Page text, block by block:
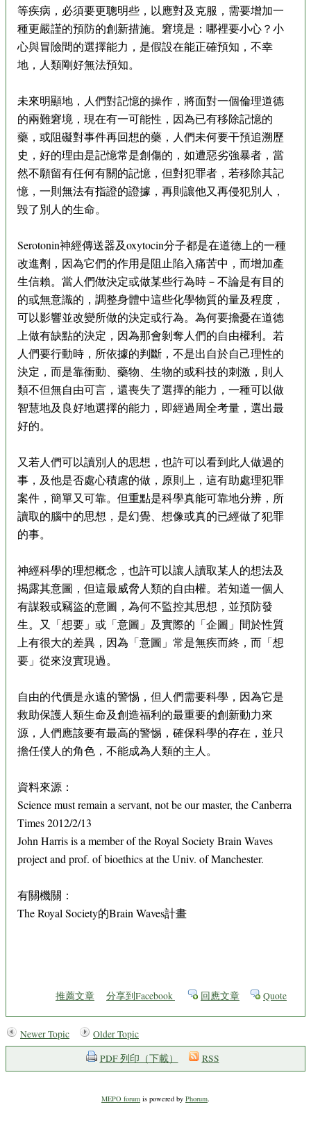
等疾病，必須要更聰明些，以應對及克服，需要增加一
種更嚴謹的預防的創新措施。窘境是：哪裡要小心？小
心與冒險間的選擇能力，是假設在能正確預知，不幸
地，人類剛好無法預知。
未來明顯地，人們對記憶的操作，將面對一個倫理道德
的兩難窘境，現在有一可能性，因為已有移除記憶的
藥，或阻礙對事件再回想的藥，人們未何要干預追溯歷
史，好的理由是記憶常是創傷的，如遭惡劣強暴者，當
然不願留有任何有關的記憶，但對犯罪者，若移除其記
憶，一則無法有指證的證據，再則讓他又再侵犯別人，
毀了別人的生命。
Serotonin神經傳送器及oxytocin分子都是在道德上的一種
改進劑，因為它們的作用是阻止陷入痛苦中，而增加產
生信賴。當人們做決定或做某些行為時－不論是有目的
的或無意識的，調整身體中這些化學物質的量及程度，
可以影響並改變所做的決定或行為。為何要擔憂在道德
上做有缺點的決定，因為那會剝奪人們的自由權利。若
人們要行動時，所依據的判斷，不是出自於自己理性的
決定，而是靠衝動、藥物、生物的或科技的刺激，則人
類不但無自由可言，還喪失了選擇的能力，一種可以做
智慧地及良好地選擇的能力，即經過周全考量，選出最
好的。
又若人們可以讀別人的思想，也許可以看到此人做過的
事，及他是否處心積慮的做，原則上，這有助處理犯罪
案件，簡單又可靠。但重點是科學真能可靠地分辨，所
讀取的腦中的思想，是幻覺、想像或真的已經做了犯罪
的事。
神經科學的理想概念，也許可以讓人讀取某人的想法及
揭露其意圖，但這最威脅人類的自由權。若知道一個人
有謀殺或竊盜的意圖，為何不監控其思想，並預防發
生。又「想要」或「意圖」及實際的「企圖」間於性質
上有很大的差異，因為「意圖」常是無疾而終，而「想
要」從來沒實現過。
自由的代價是永遠的警惕，但人們需要科學，因為它是
救助保護人類生命及創造福利的最重要的創新動力來
源，人們應該要有最高的警惕，確保科學的存在，並只
擔任僕人的角色，不能成為人類的主人。
資料來源：
Science must remain a servant, not be our master, the Canberra
Times 2012/2/13
John Harris is a member of the Royal Society Brain Waves
project and prof. of bioethics at the Univ. of Manchester.
有關機關：
The Royal Society的Brain Waves計畫
推薦文章 分享到Facebook 回應文章 Quote
Newer Topic
Older Topic
PDF 列印（下載）
RSS
MEPO forum is powered by Phorum.